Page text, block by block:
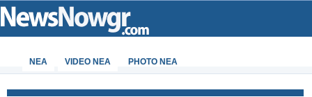
ΝΕΑ VIDEO NEA PHOTO NEA